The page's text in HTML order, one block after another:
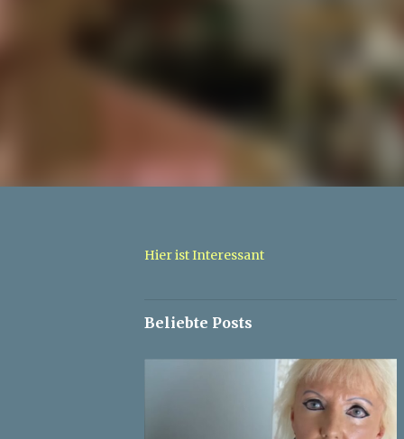
Hier ist Interessant
Beliebte Posts